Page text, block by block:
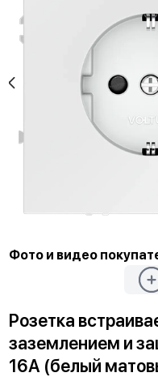
Фото и видео
Розетка
заземлением и
16А (белый